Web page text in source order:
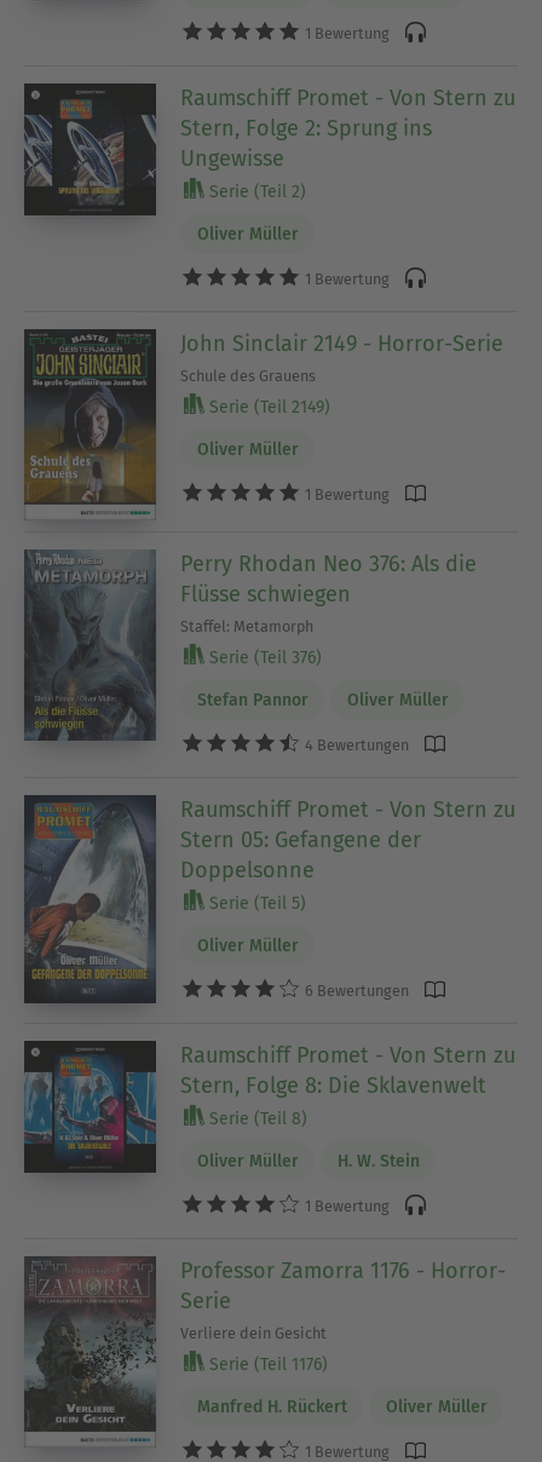
1 Bewertung
Raumschiff Promet - Von Stern zu
Stern, Folge 2: Sprung ins
Ungewisse
Serie (Teil 2)
Oliver Müller
1 Bewertung
John Sinclair 2149 - Horror-Serie
Schule des Grauens
Serie (Teil 2149)
Oliver Müller
1 Bewertung
Perry Rhodan Neo 376: Als die
Flüsse schwiegen
Staffel: Metamorph
Serie (Teil 376)
Stefan Pannor Oliver Müller
4 Bewertungen
Raumschiff Promet - Von Stern zu
Stern 05: Gefangene der
Doppelsonne
Serie (Teil 5)
Oliver Müller
6 Bewertungen
Raumschiff Promet - Von Stern zu
Stern, Folge 8: Die Sklavenwelt
Serie (Teil 8)
Oliver Müller H. W. Stein
1 Bewertung
Professor Zamorra 1176 - Horror-
Serie
Verliere dein Gesicht
Serie (Teil 1176)
Manfred H. Rückert Oliver Müller
1 Bewertung